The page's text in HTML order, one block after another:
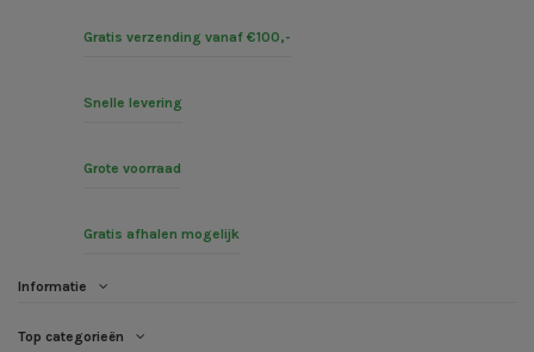
Gratis verzending vanaf €100,-
Snelle levering
Grote voorraad
Gratis afhalen mogelijk
Informatie
Top categorieën